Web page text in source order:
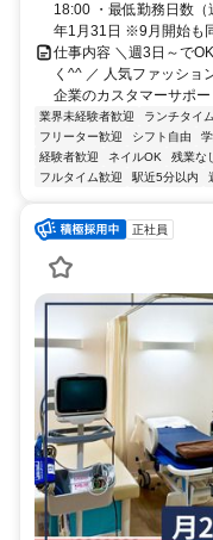
18:00 ・最低勤務日数
年1月31日 ※9月開始も
仕事内容 ＼週3日～で
く^^ ／ 人気ファッショ
企業のカスタマーサポ
業界未経験者歓迎 ランチタイム
フリーター歓迎
シフト自由
経験者歓迎
ネイルOK 残業なし
フルタイム歓迎
駅近5分以内
正社員